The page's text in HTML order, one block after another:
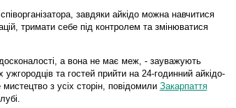
завдяки айкідо можна навчитися
тримати себе під контролем та змінюватися
а вона не має меж, - зауважують
ужгородців та гостей прийти на 24-годинний айкідо-
з усіх сторін, повідомили Закарпаття